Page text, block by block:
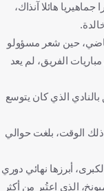
هائلا آنذاك،
حين شعر مسؤولو
الفريق، لم يعد
الذي كان يتوسع
ضخمة في ذلك الوقت، بلغت حوالي
أبرزها نهائي دوري
وبايرن ميونخ، الذي اعتُبر من أكثر